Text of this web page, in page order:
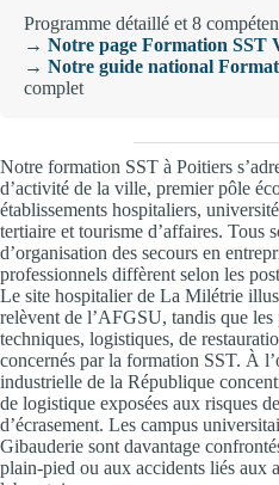
Programme détaillé et 8
→ Notre page Formation SST
→ Notre guide national
complet
Notre formation SST à Poitiers
d’activité de la ville, premier pôle
établissements hospitaliers,
tertiaire et tourisme d’affaires. Tous
d’organisation des secours en
professionnels diffèrent selon les
Le site hospitalier de La Milétrie
relèvent de l’AFGSU, tandis que
techniques, logistiques, de
concernés par la formation SST. À
industrielle de la République
de logistique exposées aux risques
d’écrasement. Les campus
Gibauderie sont davantage
plain-pied ou aux accidents liés aux